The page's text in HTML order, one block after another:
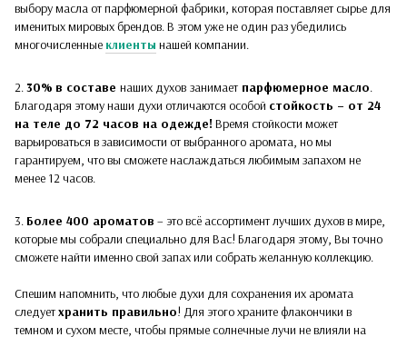
выбору масла от парфюмерной фабрики, которая поставляет сырье для
именитых мировых брендов. В этом уже не один раз убедились
многочисленные клиенты нашей компании.
2.30% в составе наших духов занимает парфюмерное масло.
Благодаря этому наши духи отличаются особой стойкость – от 24
на теле до 72 часов на одежде! Время стойкости может
варьироваться в зависимости от выбранного аромата, но мы
гарантируем, что вы сможете наслаждаться любимым запахом не
менее 12 часов.
3. Более 400 ароматов – это всё ассортимент лучших духов в мире,
которые мы собрали специально для Вас! Благодаря этому, Вы точно
сможете найти именно свой запах или собрать желанную коллекцию.
Спешим напомнить, что любые духи для сохранения их аромата
следуетхранить правильно! Для этого храните флакончики в
темном и сухом месте, чтобы прямые солнечные лучи не влияли на